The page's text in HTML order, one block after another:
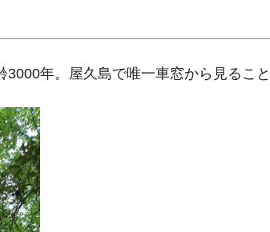
年。屋久島で唯一車窓から見ること